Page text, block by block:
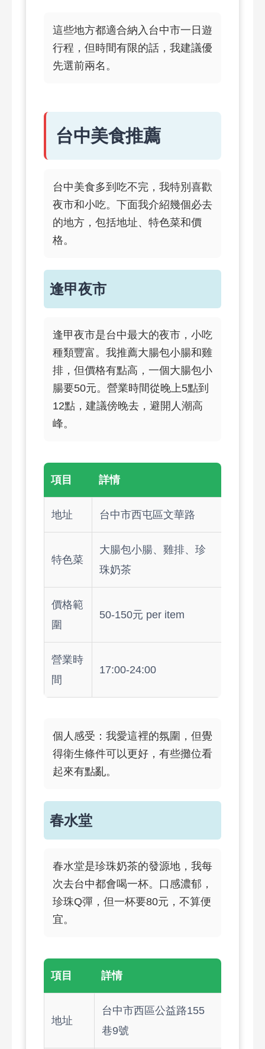
這些地方都適合納入台中市一日遊
行程，但時間有限的話，我建議優
先選前兩名。
台中美食推薦
台中美食多到吃不完，我特別喜歡
夜市和小吃。下面我介紹幾個必去
的地方，包括地址、特色菜和價
格。
逢甲夜市
逢甲夜市是台中最大的夜市，小吃
種類豐富。我推薦大腸包小腸和雞
排，但價格有點高，一個大腸包小
腸要50元。營業時間從晚上5點到
12點，建議傍晚去，避開人潮高
峰。
項目 詳情
地址 台中市西屯區文華路
特色菜
大腸包小腸、雞排、珍
珠奶茶
價格範
圍
50-150元 per item
營業時
間
17:00-24:00
個人感受：我愛這裡的氛圍，但覺
得衛生條件可以更好，有些攤位看
起來有點亂。
春水堂
春水堂是珍珠奶茶的發源地，我每
次去台中都會喝一杯。口感濃郁，
珍珠Q彈，但一杯要80元，不算便
宜。
項目 詳情
地址
台中市西區公益路155
巷9號